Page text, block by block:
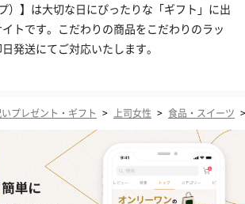
）】は大切な日にぴったりな「ギフト」に出
トです。こだわりの商品をこだわりのラッ
発送にてご対応いたします。
プレゼント・ギフト > 上司女性 > 食品・スイーツ